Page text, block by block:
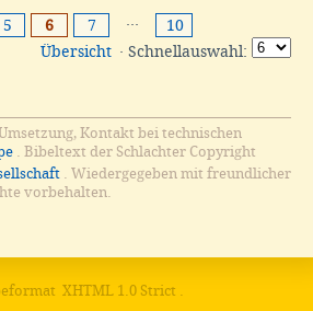
5 6 7 ···
10
Übersicht · Schnellauswahl:
Kontakt bei technischen
. Bibeltext der Schlachter Copyright
. Wiedergegeben mit freundlicher
vorbehalten.
XHTML 1.0 Strict .